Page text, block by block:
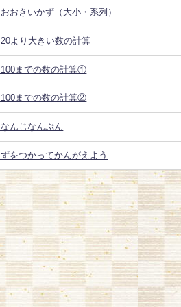
おおきいかず（大小・系列）
20より大きい数の計算
100までの数の計算①
100までの数の計算②
なんじなんぷん
ずをつかってかんがえよう